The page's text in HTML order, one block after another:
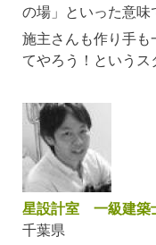
の場」といった意味
施主さんも作り手
てやろう！というス
星設計室 一級建築
千葉県